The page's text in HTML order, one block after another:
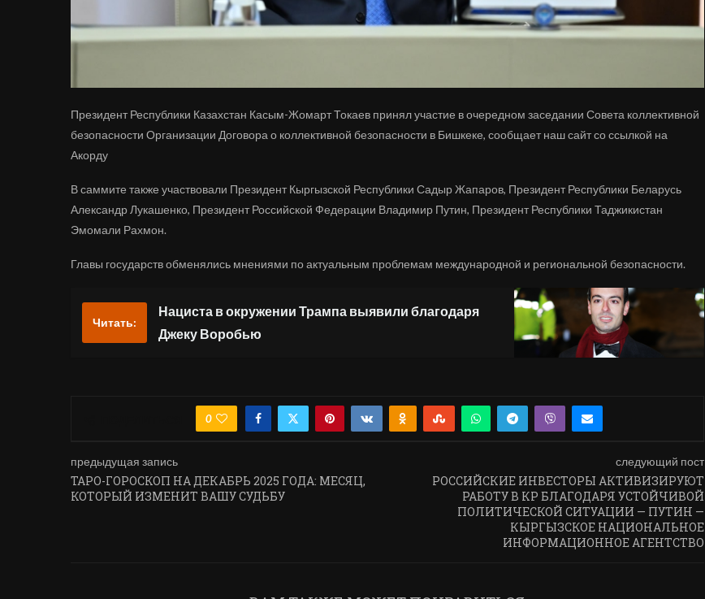
Президент Республики Казахстан Касым-Жомарт Токаев принял участие в очередном заседании Совета коллективной
безопасности Организации Договора о коллективной безопасности в Бишкеке, сообщает наш сайт со ссылкой на
Акорду
В саммите также участвовали Президент Кыргызской Республики Садыр Жапаров, Президент Республики Беларусь
Александр Лукашенко, Президент Российской Федерации Владимир Путин, Президент Республики Таджикистан
Эмомали Рахмон.
Главы государств обменялись мнениями по актуальным проблемам международной и региональной безопасности.
Читать:
Нациста в окружении Трампа выявили благодаря
Джеку Воробью
0
предыдущая запись
ТАРО-ГОРОСКОП НА ДЕКАБРЬ 2025 ГОДА: МЕСЯЦ,
КОТОРЫЙ ИЗМЕНИТ ВАШУ СУДЬБУ
следующий пост
РОССИЙСКИЕ ИНВЕСТОРЫ АКТИВИЗИРУЮТ
РАБОТУ В КР БЛАГОДАРЯ УСТОЙЧИВОЙ
ПОЛИТИЧЕСКОЙ СИТУАЦИИ — ПУТИН —
КЫРГЫЗСКОЕ НАЦИОНАЛЬНОЕ
ИНФОРМАЦИОННОЕ АГЕНТСТВО